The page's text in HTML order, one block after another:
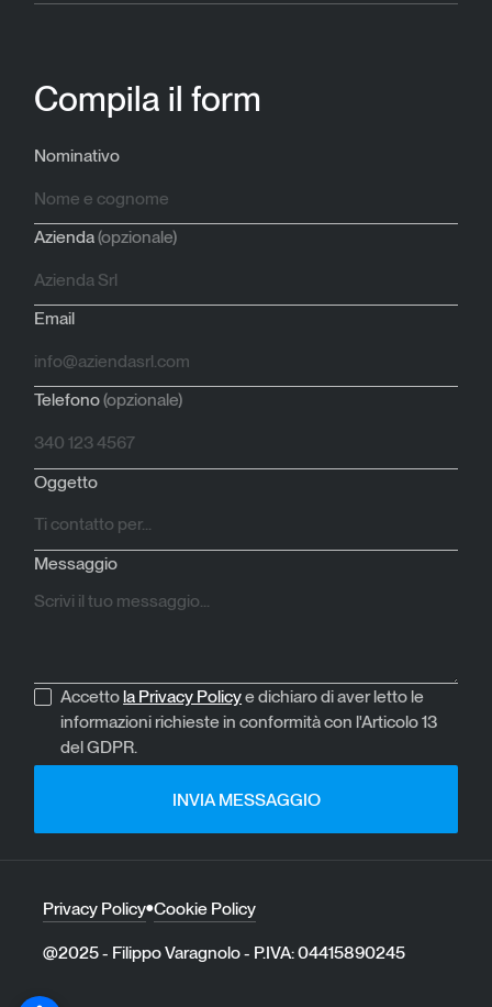
Compila il form
Nominativo
Azienda(opzionale)
Email
Telefono(opzionale)
Oggetto
Messaggio
Accettola Privacy Policye dichiaro di aver letto le
informazioni richieste in conformità con l'Articolo 13
del GDPR.
Privacy Policy●Cookie Policy
@2025 - Filippo Varagnolo - P.IVA: 04415890245